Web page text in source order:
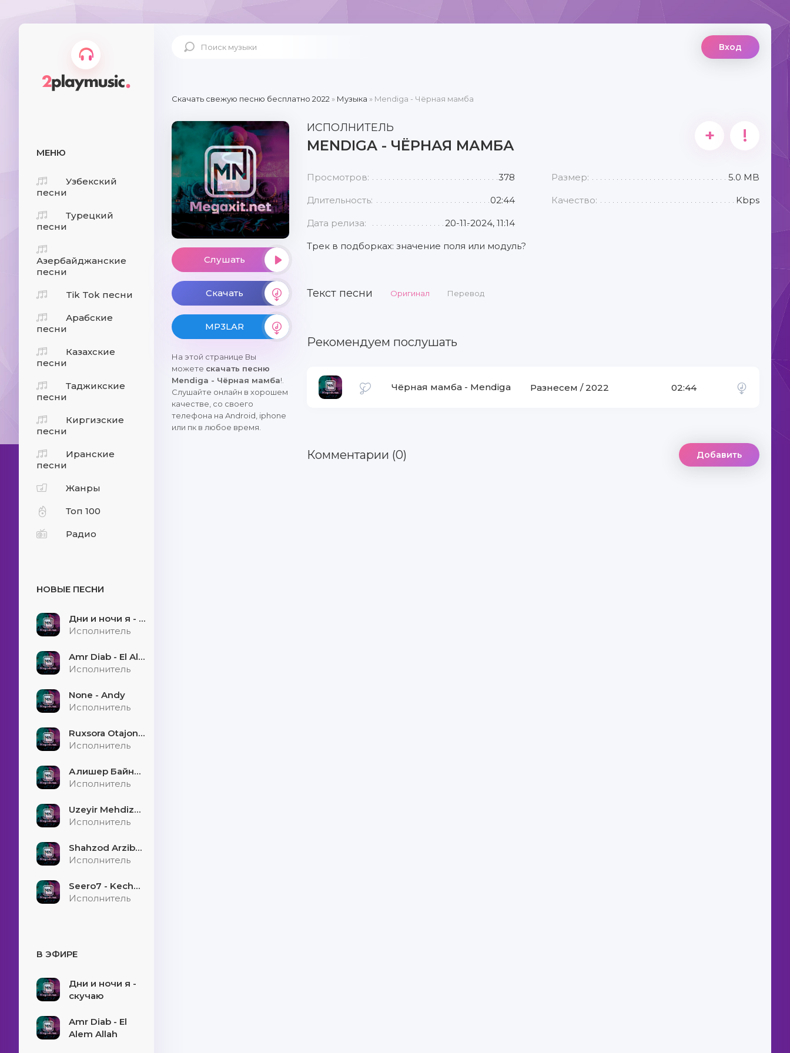
МЕНЮ
Узбекский
песни
Турецкий
песни
Азербайджанские
песни
Tik Tok песни
Арабские
песни
Казахские
песни
Таджикские
песни
Киргизские
песни
Иранские
песни
Жанры
Топ 100
Радио
НОВЫЕ ПЕСНИ
Дни и ночи я - скучаю
Исполнитель
Amr Diab - El Alem Allah
Исполнитель
None - Andy
Исполнитель
Ruxsora Otajonova & Bahrom Davr - Sevgimiz soxtamidi
Исполнитель
Алишер Байниязов - Қарауыллап
Исполнитель
Uzeyir Mehdizade - Hekaye
Исполнитель
Shahzod Arzibayev - Egilmasin yigitni boshi
Исполнитель
Seero7 - Kecholmadim
Исполнитель
В ЭФИРЕ
Дни и ночи я -
скучаю
Amr Diab - El
Alem Allah
Вход
Скачать свежую песню бесплатно 2022 » Музыка » Mendiga - Чёрная мамба
Слушать
Скачать
MP3LAR
На этой странице Вы
можете скачать песню
Mendiga - Чёрная мамба!.
Слушайте онлайн в хорошем
качестве, со своего
телефона на Android, iphone
или пк в любое время.
ИСПОЛНИТЕЛЬ
MENDIGA - ЧЁРНАЯ МАМБА + !
Просмотров: 378 Размер: 5.0 MB
Длительность: 02:44 Качество: Kbps
Дата релиза: 20-11-2024, 11:14
Трек в подборках: значение поля или модуль?
Текст песни Оригинал Перевод
Рекомендуем послушать
Чёрная мамба - Mendiga Разнесем / 2022 02:44
Комментарии (0) Добавить